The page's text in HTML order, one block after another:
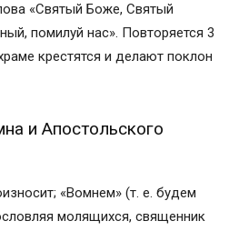
«Святый Боже, Святый
помилуй нас». Повторяется 3
крестятся и делают поклон
и Апостольского
«Вомнем» (т. е. будем
молящихся, священник